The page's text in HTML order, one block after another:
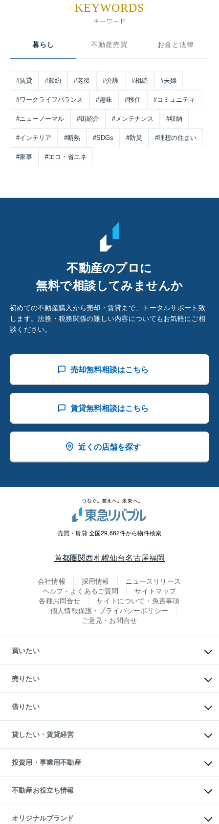
KEYWORDS
キーワード
暮らし 不動産売買 お金と法律
#賃貸 #節約 #老後 #介護 #相続 #夫婦
#ワークライフバランス #趣味 #移住 #コミュニティ
#ニューノーマル #街紹介 #メンテナンス #収納
#インテリア #断熱 #SDGs #防災 #理想の住まい
#家事 #エコ・省エネ
不動産のプロに
無料で相談してみませんか
初めての不動産購入から売却・賃貸まで、トータルサポート致
します。法務・税務関係の難しい内容についてもお気軽にご相
談ください。
売却無料相談はこちら
賃貸無料相談はこちら
近くの店舗を探す
売買・賃貸 全国29,662件から物件検索
首都圏関西札幌仙台名古屋福岡
会社情報 採用情報
ニュースリリース
ヘルプ・よくあるご質問
サイトマップ
各種お問合せ
サイトについて・免責事項
個人情報保護・プライバシーポリシー
ご意見・お問合せ
買いたい
新築・分譲マンションの購入
中古マンションの購入
一戸建ての購入
中古一戸建ての購入
不動産購入の流れ
注目キーワード物件特集
購入ガイド
English 繁体中文簡体中文
売りたい
一戸建ての売却・査定
土地の売却・査定
スピードAI査定
不動産査定について
不動産売却の流れ
不動産買換えの流れ
売却ガイド
借りたい
オフィス・店舗の賃貸
借りるときの流れ
借りるガイド
貸したい・賃貸経営
マンション賃料データ
賃貸管理プラン
リロケーションについて
貸すガイド
投資用・事業用不動産
事業用不動産
マンション投資
投資用マンション
アパート経営
不動産お役立ち情報
マンションライブラリー
オリジナルブランド